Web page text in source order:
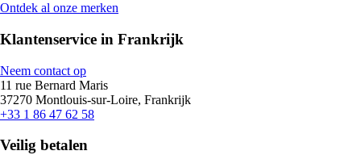
Ontdek al onze merken
Klantenservice in Frankrijk
Neem contact op
11 rue Bernard Maris
37270 Montlouis-sur-Loire, Frankrijk
+33 1 86 47 62 58
Veilig betalen